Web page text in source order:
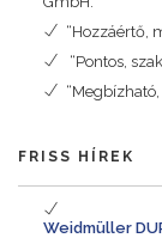
“Hozzáértő,
“Pontos,
FRISS HÍREK
Weidmüller